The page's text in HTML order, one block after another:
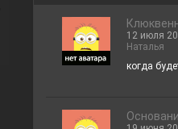
12 июля
Наталья
когда